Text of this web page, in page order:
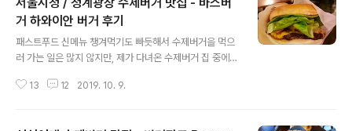
거 하와이안 버거 후기
패스트푸드 신메뉴 챙겨먹기도 빠듯해서 수제버거을 먹으
러 가는 일은 많지 않지만, 제가 다녀온 수제버거 집 중에
에 지점이 10군데 정도 되는 작은 수제버거 프랜차이즈예
13 12 2019. 10. 9.